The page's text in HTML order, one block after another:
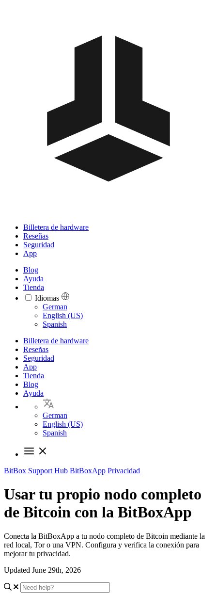
Billetera de hardware
Reseñas
Seguridad
App
Blog
Ayuda
Tienda
Idiomas
Languages
German
English (US)
Spanish
Billetera de hardware
Reseñas
Seguridad
App
Tienda
Blog
Ayuda
German
English (US)
Spanish
BitBox Support Hub BitBoxApp Privacidad
Usar tu propio nodo completo
de Bitcoin con la BitBoxApp
Conecta la BitBoxApp a tu nodo completo de Bitcoin mediante la
red local, Tor o una VPN. Configura y verifica la conexión para
mejorar tu privacidad.
Updated June 29th, 2026